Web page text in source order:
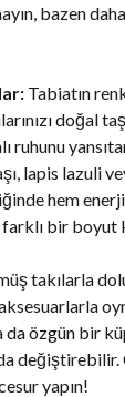
bazen
Tabiatın
doğal
ruhunu
lapis lazuli
hem
bir boyut
takılarla
da özgün bir
yapın!